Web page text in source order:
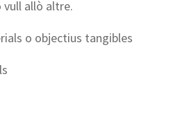
vull allò altre.
o objectius tangibles